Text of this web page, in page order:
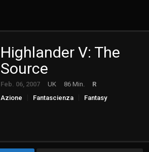
Highlander V: The
Source
Feb. 06, 2007 UK 86 Min.
R
Azione
Fantascienza Fantasy